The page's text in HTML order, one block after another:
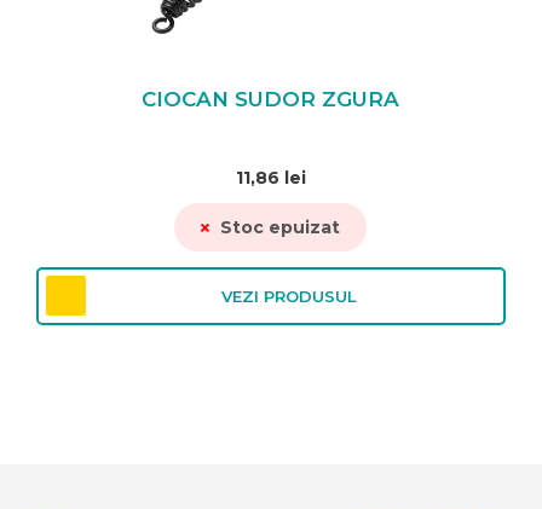
CIOCAN SUDOR ZGURA
11,86 lei
Stoc epuizat
VEZI PRODUSUL